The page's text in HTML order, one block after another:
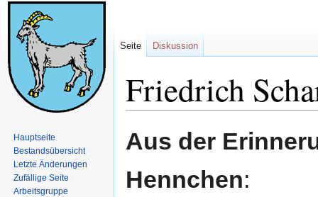
Friedrich
Navigation
Suche
Aus der
Hennchen:
Seite Diskussion
Hauptseite
Bestandsübersicht
Letzte Änderungen
Zufällige Seite
Arbeitsgruppe